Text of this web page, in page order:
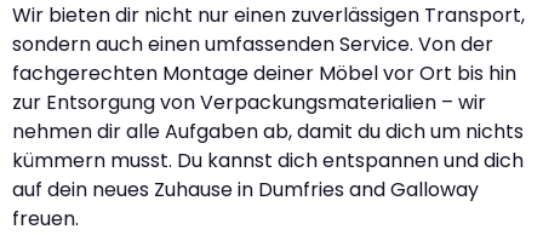
Wir bieten dir nicht nur einen zuverlässigen Transport,
sondern auch einen umfassenden Service. Von der
fachgerechten Montage deiner Möbel vor Ort bis hin
zur Entsorgung von Verpackungsmaterialien – wir
nehmen dir alle Aufgaben ab, damit du dich um nichts
kümmern musst. Du kannst dich entspannen und dich
auf dein neues Zuhause in Dumfries and Galloway
freuen.